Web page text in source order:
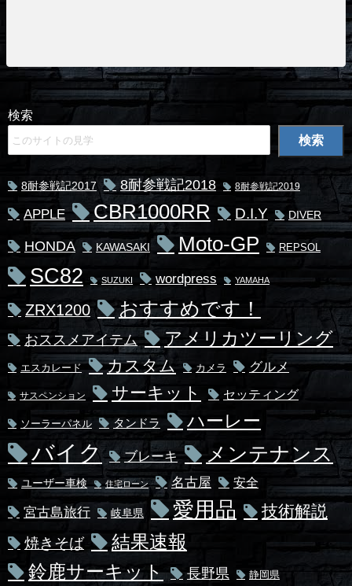
検索
検索
8耐参戦記2017 8耐参戦記2018 8耐参戦記2019
APPLE CBR1000RR D.I.Y DIVER
HONDA KAWASAKI Moto-GP REPSOL
SC82 SUZUKI wordpress YAMAHA
ZRX1200 おすすめです！
おススメアイテム アメリカツーリング
エスカレード カスタム カメラ グルメ
サスペンション サーキット セッティング
ソーラーパネル タンドラ ハーレー
バイク ブレーキ メンテナンス
ユーザー車検 住宅ローン 名古屋 安全
宮古島旅行 岐阜県 愛用品 技術解説
焼きそば
結果速報
鈴鹿サーキット
長野県 静岡県